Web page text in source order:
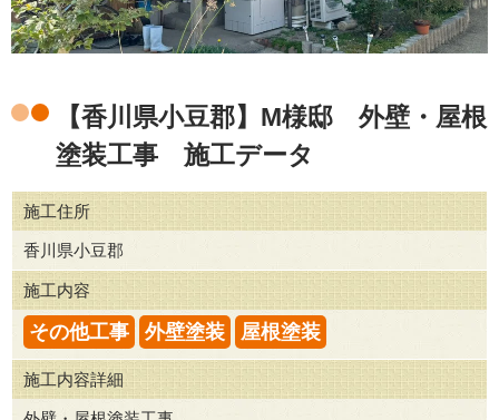
【香川県小豆郡】M様邸 外壁・屋根
塗装工事 施工データ
施工住所
香川県小豆郡
施工内容
その他工事 外壁塗装 屋根塗装
施工内容詳細